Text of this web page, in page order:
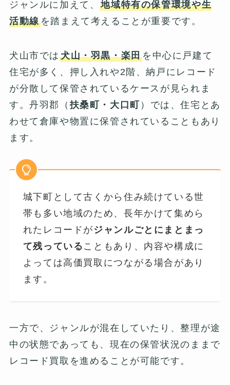
ジャンルに加えて、地域特有の保管環境や生
活動線を踏まえて考えることが重要です。
犬山市では 犬山・羽黒・楽田を中心に戸建て
住宅が多く、押し入れや2階、納戸にレコード
が分散して保管されているケースが見られま
す。丹羽郡（ 扶桑町・大口町
）では、住宅とあ
わせて倉庫や物置に保管されていることもあり
ます。
城下町として古くから住み続けている世
帯も多い地域のため、長年かけて集めら
れたレコードが ジャンルごとにまとまっ
て残っている こともあり、内容や構成に
よっては高価買取につながる場合があり
ます。
一方で、ジャンルが混在していたり、整理が途
中の状態であっても、現在の保管状況のままで
レコード買取を進めることが可能です。